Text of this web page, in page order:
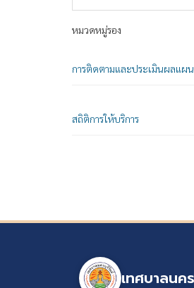
หมวดหมู่รอง
การติดตามและประเมินผลแผ
สถิติการให้บริการ
เทศบาลนค